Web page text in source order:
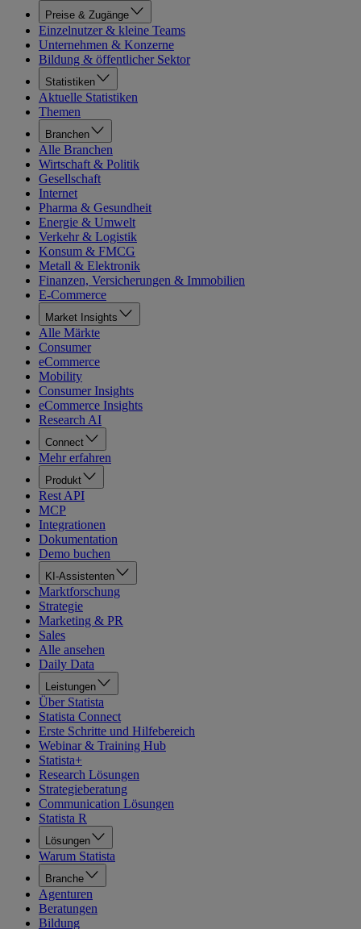
Preise & Zugänge
Einzelnutzer & kleine Teams
Unternehmen & Konzerne
Bildung & öffentlicher Sektor
Statistiken
Aktuelle Statistiken
Themen
Branchen
Alle Branchen
Wirtschaft & Politik
Gesellschaft
Internet
Pharma & Gesundheit
Energie & Umwelt
Verkehr & Logistik
Konsum & FMCG
Metall & Elektronik
Finanzen, Versicherungen & Immobilien
E-Commerce
Market Insights
Alle Märkte
Consumer
eCommerce
Mobility
Consumer Insights
eCommerce Insights
Research AI
Connect
Mehr erfahren
Produkt
Rest API
MCP
Integrationen
Dokumentation
Demo buchen
KI-Assistenten
Marktforschung
Strategie
Marketing & PR
Sales
Alle ansehen
Daily Data
Leistungen
Über Statista
Statista Connect
Erste Schritte und Hilfebereich
Webinar & Training Hub
Statista+
Research Lösungen
Strategieberatung
Communication Lösungen
Statista R
Lösungen
Warum Statista
Branche
Agenturen
Beratungen
Bildung